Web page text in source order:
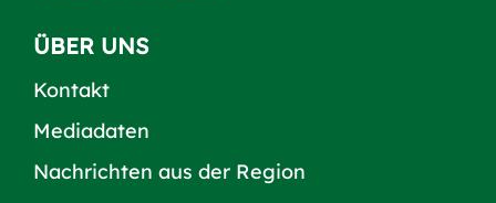
ÜBER UNS
Kontakt
Mediadaten
Nachrichten aus der Region